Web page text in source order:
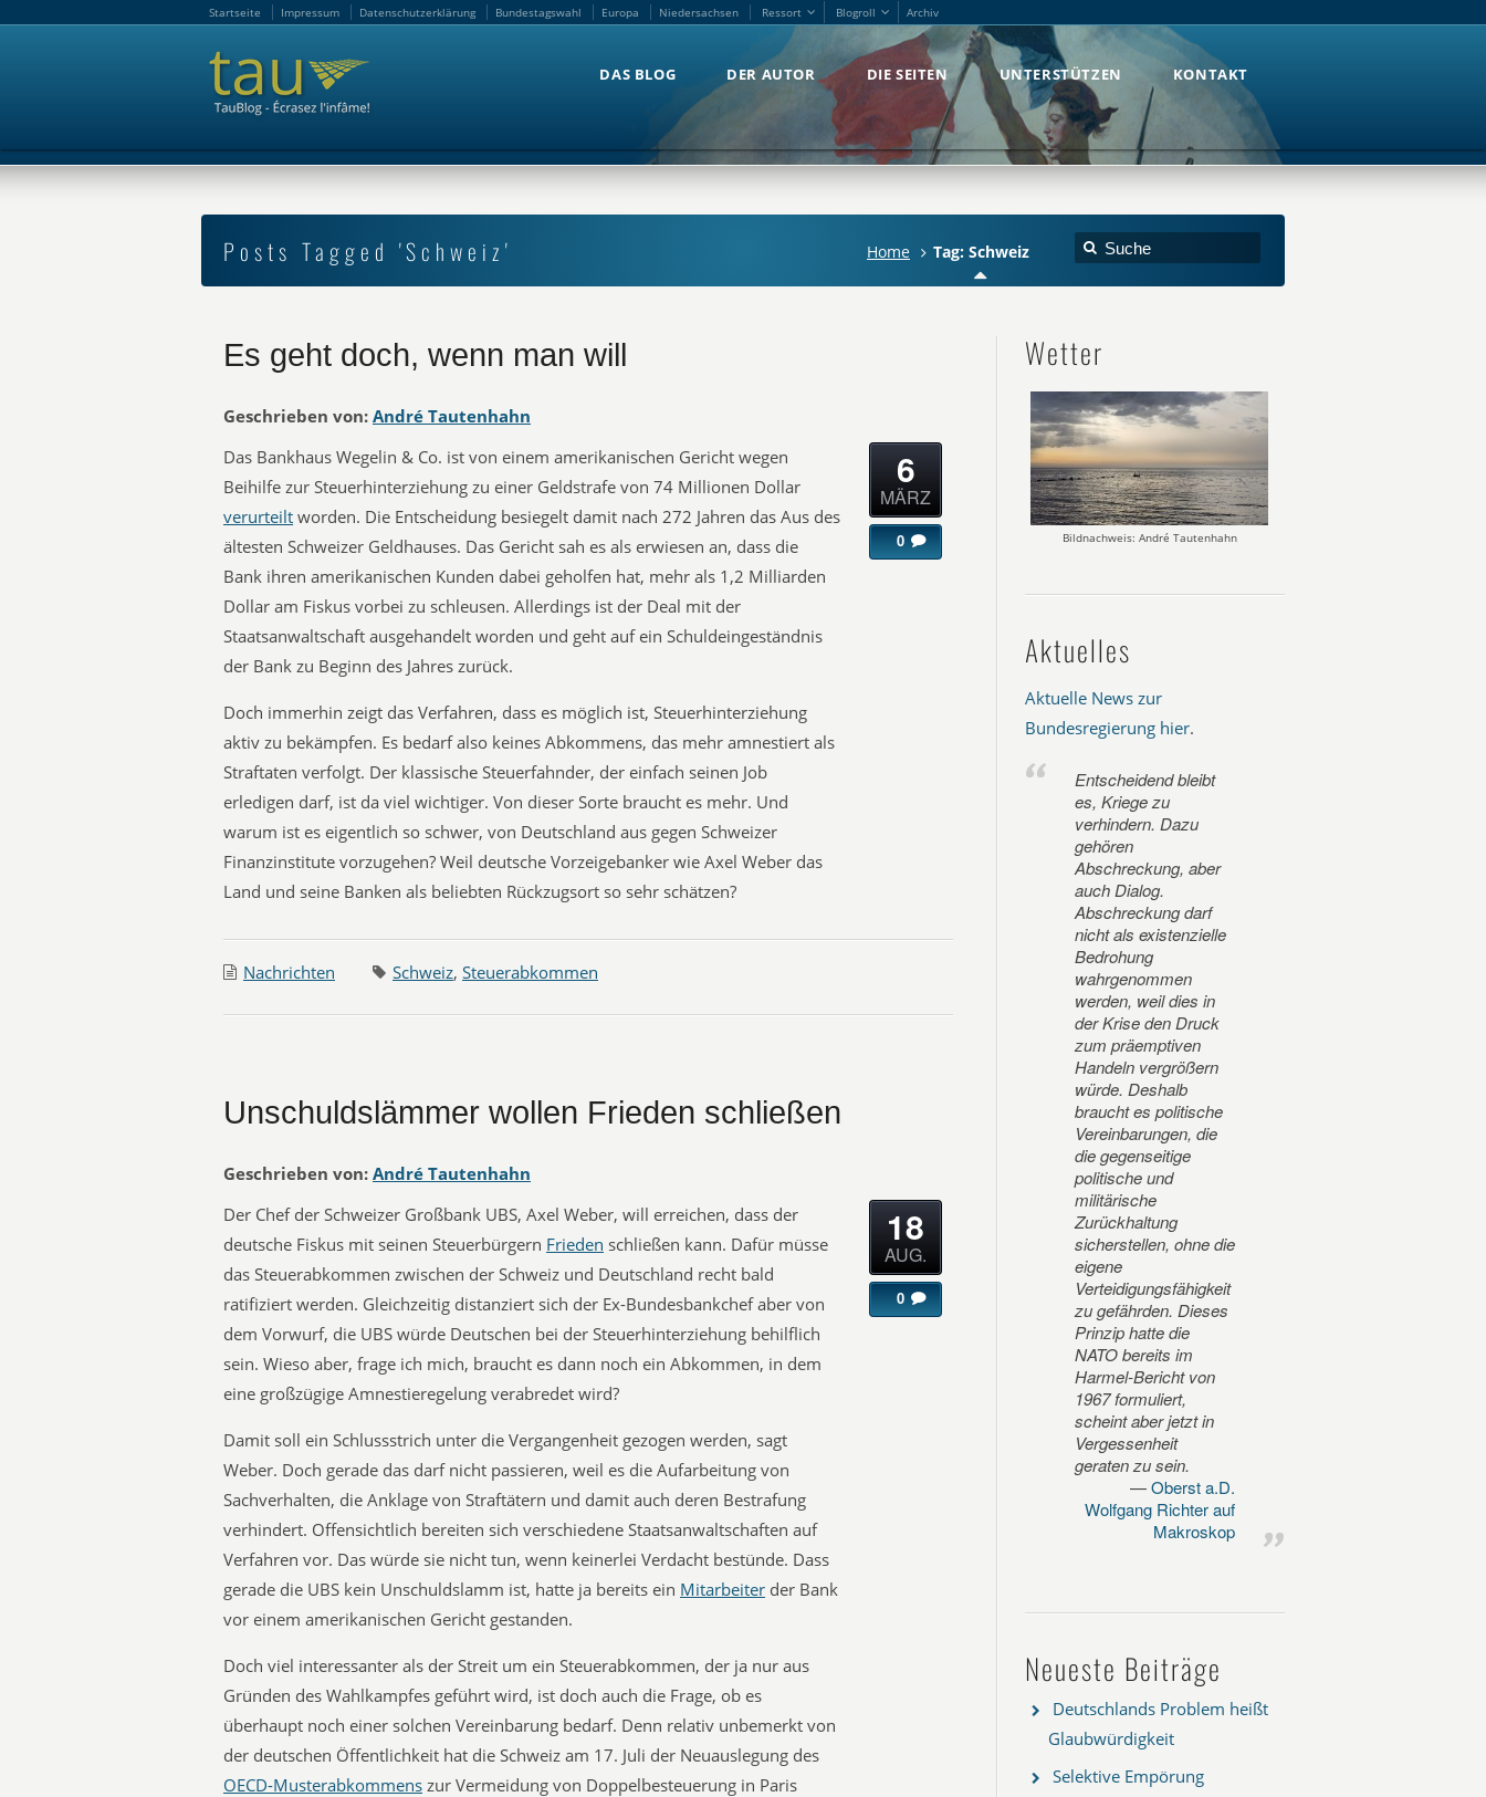
Startseite Impressum Datenschutzerklärung Bundestagswahl Europa Niedersachsen Ressort Blogroll Archiv
DAS BLOG DER AUTOR DIE SEITEN UNTERSTÜTZEN KONTAKT
Posts Tagged 'Schweiz' Home Tag: Schweiz
Es geht doch, wenn man will
Geschrieben von: André Tautenhahn
Das Bankhaus Wegelin & Co. ist von einem amerikanischen Gericht wegen
Beihilfe zur Steuerhinterziehung zu einer Geldstrafe von 74 Millionen Dollar
verurteilt worden. Die Entscheidung besiegelt damit nach 272 Jahren das Aus des
ältesten Schweizer Geldhauses. Das Gericht sah es als erwiesen an, dass die
Bank ihren amerikanischen Kunden dabei geholfen hat, mehr als 1,2 Milliarden
Dollar am Fiskus vorbei zu schleusen. Allerdings ist der Deal mit der
Staatsanwaltschaft ausgehandelt worden und geht auf ein Schuldeingeständnis
der Bank zu Beginn des Jahres zurück.
Doch immerhin zeigt das Verfahren, dass es möglich ist, Steuerhinterziehung
aktiv zu bekämpfen. Es bedarf also keines Abkommens, das mehr amnestiert als
Straftaten verfolgt. Der klassische Steuerfahnder, der einfach seinen Job
erledigen darf, ist da viel wichtiger. Von dieser Sorte braucht es mehr. Und
warum ist es eigentlich so schwer, von Deutschland aus gegen Schweizer
Finanzinstitute vorzugehen? Weil deutsche Vorzeigebanker wie Axel Weber das
Land und seine Banken als beliebten Rückzugsort so sehr schätzen?
6
MÄRZ
0
Nachrichten Schweiz, Steuerabkommen
Unschuldslämmer wollen Frieden schließen
Geschrieben von: André Tautenhahn
Der Chef der Schweizer Großbank UBS, Axel Weber, will erreichen, dass der
deutsche Fiskus mit seinen Steuerbürgern Frieden schließen kann. Dafür müsse
das Steuerabkommen zwischen der Schweiz und Deutschland recht bald
ratifiziert werden. Gleichzeitig distanziert sich der Ex-Bundesbankchef aber von
dem Vorwurf, die UBS würde Deutschen bei der Steuerhinterziehung behilflich
sein. Wieso aber, frage ich mich, braucht es dann noch ein Abkommen, in dem
eine großzügige Amnestieregelung verabredet wird?
Damit soll ein Schlussstrich unter die Vergangenheit gezogen werden, sagt
Weber. Doch gerade das darf nicht passieren, weil es die Aufarbeitung von
Sachverhalten, die Anklage von Straftätern und damit auch deren Bestrafung
verhindert. Offensichtlich bereiten sich verschiedene Staatsanwaltschaften auf
Verfahren vor. Das würde sie nicht tun, wenn keinerlei Verdacht bestünde. Dass
gerade die UBS kein Unschuldslamm ist, hatte ja bereits ein Mitarbeiter der Bank
vor einem amerikanischen Gericht gestanden.
Doch viel interessanter als der Streit um ein Steuerabkommen, der ja nur aus
Gründen des Wahlkampfes geführt wird, ist doch auch die Frage, ob es
überhaupt noch einer solchen Vereinbarung bedarf. Denn relativ unbemerkt von
der deutschen Öffentlichkeit hat die Schweiz am 17. Juli der Neuauslegung des
OECD-Musterabkommens zur Vermeidung von Doppelbesteuerung in Paris
18
AUG.
0
Wetter
Bildnachweis: André Tautenhahn
Aktuelles
Aktuelle News zur
Bundesregierung hier.
Entscheidend bleibt
es, Kriege zu
verhindern. Dazu
gehören
Abschreckung, aber
auch Dialog.
Abschreckung darf
nicht als existenzielle
Bedrohung
wahrgenommen
werden, weil dies in
der Krise den Druck
zum präemptiven
Handeln vergrößern
würde. Deshalb
braucht es politische
Vereinbarungen, die
die gegenseitige
politische und
militärische
Zurückhaltung
sicherstellen, ohne die
eigene
Verteidigungsfähigkeit
zu gefährden. Dieses
Prinzip hatte die
NATO bereits im
Harmel-Bericht von
1967 formuliert,
scheint aber jetzt in
Vergessenheit
geraten zu sein.
Oberst a.D.
Wolfgang Richter auf
Makroskop
Neueste Beiträge
Deutschlands Problem heißt
Glaubwürdigkeit
Selektive Empörung
Startseite Impressum Datenschutzerklärung Bundestagswahl Europa Niedersachsen Ressort Blogroll Archiv
DAS BLOG DER AUTOR DIE SEITEN UNTERSTÜTZEN KONTAKT